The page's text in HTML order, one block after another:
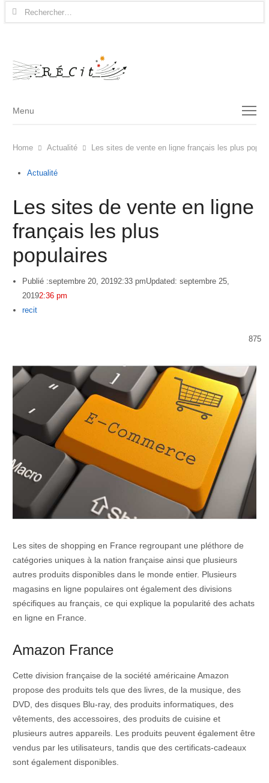
Rechercher :
Menu
Menu
Home Actualité Les sites de vente en ligne français les plus
Actualité
Les sites de vente en ligne
français les plus
populaires
Publié :septembre 20, 20192:33 pmUpdated: septembre 25,
20192:36 pm
Author
recit
875
Les sites de shopping en France regroupant une pléthore de
catégories uniques à la nation française ainsi que plusieurs
autres produits disponibles dans le monde entier. Plusieurs
magasins en ligne populaires ont également des divisions
spécifiques au français, ce qui explique la popularité des achats
en ligne en France.
Amazon France
Cette division française de la société américaine Amazon
propose des produits tels que des livres, de la musique, des
DVD, des disques Blu-ray, des produits informatiques, des
vêtements, des accessoires, des produits de cuisine et
plusieurs autres appareils. Les produits peuvent également être
vendus par les utilisateurs, tandis que des certificats-cadeaux
sont également disponibles.